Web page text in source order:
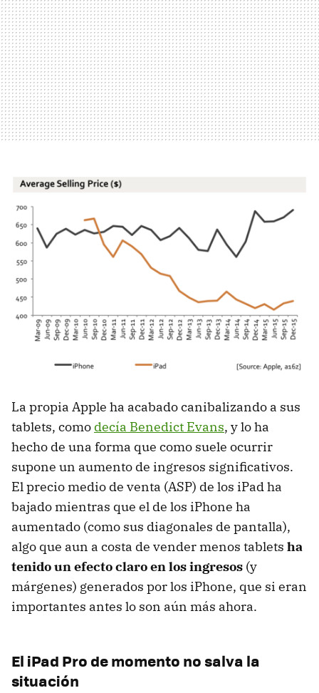
La propia Apple ha acabado canibalizando a sus
tablets, como decía Benedict Evans, y lo ha
hecho de una forma que como suele ocurrir
supone un aumento de ingresos significativos.
El precio medio de venta (ASP) de los iPad ha
bajado mientras que el de los iPhone ha
aumentado (como sus diagonales de pantalla),
algo que aun a costa de vender menos tablets ha
tenido un efecto claro en los ingresos (y
márgenes) generados por los iPhone, que si eran
importantes antes lo son aún más ahora.
El iPad Pro de momento no salva la
situación